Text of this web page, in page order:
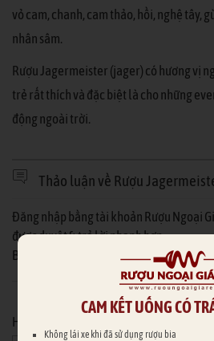
vỏ cam, chanh, cam thảo, hồi, nghệ tây,
nhân sâm.
Rượu Jagermeister (jager) có hương vị
trẻ rất thích và đặc biệt là cho những
động ngoài trời.
Thảo luận về Rượu
Đăng nhập bằng tài khoản Rượu Ngoại
được duyệt & trả lời nhanh hơn
Bạn chưa có tài khoản Rượu Ngoại Giá
Hoặc nhập thông tin của
Họ tên
CAM KẾT UỐNG CÓ
Không lái xe khi đã sử dụng rượu bia